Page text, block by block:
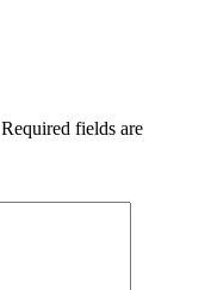
Required fields are